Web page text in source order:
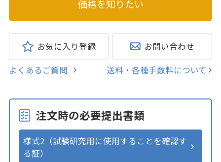
お気に入り登録 お問い合わせ
よくあるご質問 送料・各種手数料について
注文時の必要提出書類
様式2（試験研究用に使用することを確認す
る証）